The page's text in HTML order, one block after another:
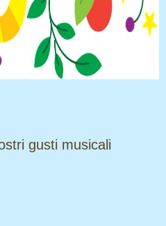
gusti musicali